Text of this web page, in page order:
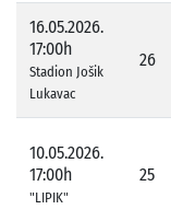
16.05.2026.
17:00h
Stadion Jošik
Lukavac
26
10.05.2026.
17:00h
"LIPIK"
25